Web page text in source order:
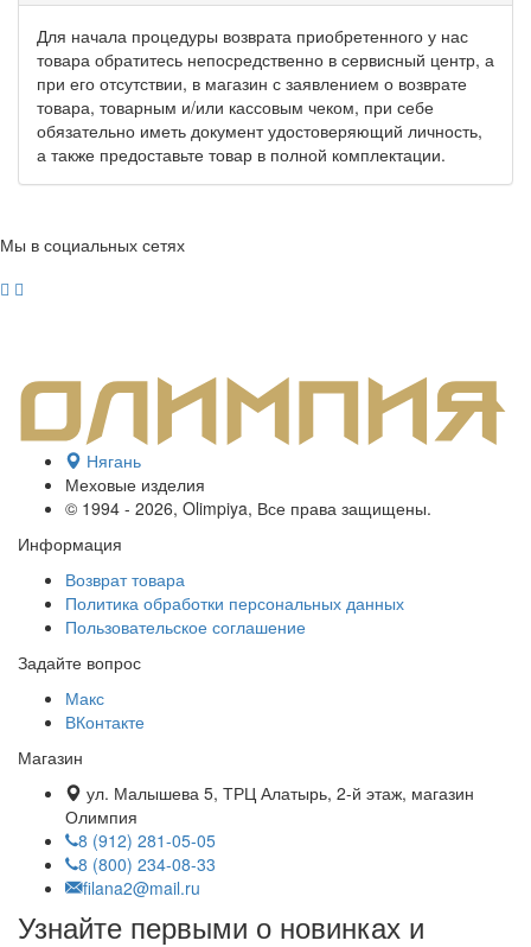
Для начала процедуры возврата приобретенного у нас
товара обратитесь непосредственно в сервисный центр, а
при его отсутствии, в магазин с заявлением о возврате
товара, товарным и/или кассовым чеком, при себе
обязательно иметь документ удостоверяющий личность,
а также предоставьте товар в полной комплектации.
Мы в социальных сетях
Нягань
Меховые изделия
© 1994 - 2026, Olimpiya, Все права защищены.
Информация
Возврат товара
Политика обработки персональных данных
Пользовательское соглашение
Задайте вопрос
Макс
ВКонтакте
Магазин
ул. Малышева 5, ТРЦ Алатырь, 2-й этаж, магазин
Олимпия
8 (912) 281-05-05
8 (800) 234-08-33
filana2@mail.ru
Узнайте первыми о новинках и